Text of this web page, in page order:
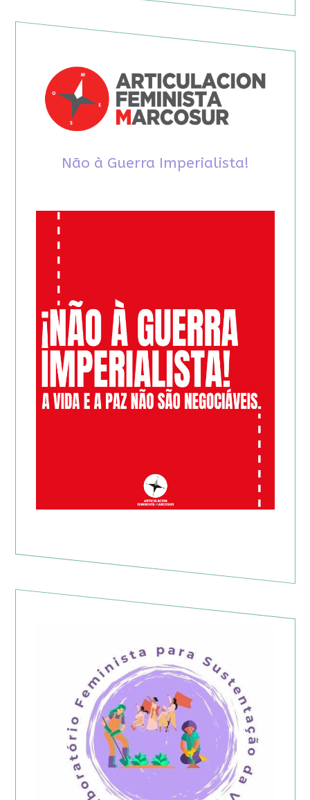
Não à Guerra Imperialista!